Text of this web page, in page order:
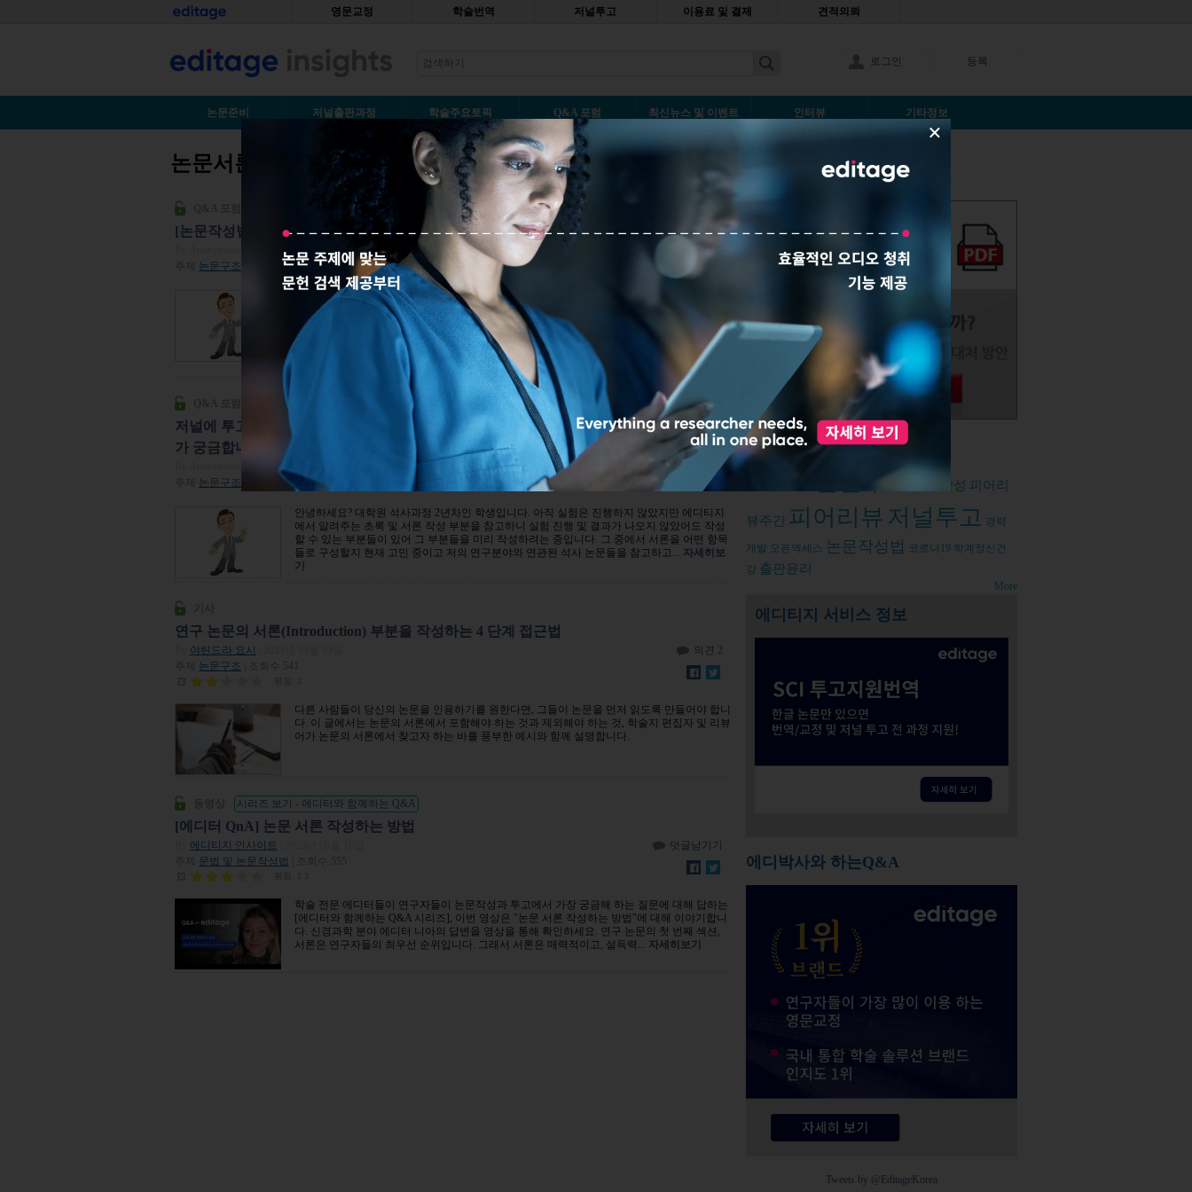
홈 영문교정 학술번역 저널투고 이용료 및 결제 견적의뢰
로그인 등록
논문준비 저널출판과정 학술주요토픽 Q&A 포럼 최신뉴스 및 이벤트 인터뷰 기타정보
You are here
논문서론쓰는방법
[논문작성법] 효과적으로 논문 서론(Introduction)쓰는 방법
| 2014년 08월 19일
덧글남기기
논문구조 | 조회수 121,569
다음과 같은 검토의견을 받았습니다. “연구를 전공 영역에 부합시키려면 서론이 더 길고 상세
해야 합니다.” 리뷰어를 만족시킬 수 있는 서론을 쓰려면 어떻게 해야 하나요?
저널에 투고할 논문과 학위 논문의 서론 부분이 내용 분량이나 구성에서 차이가 나는 이유
가 궁금합니다.
| 2018년 07월 14일
덧글남기기
논문구조 | 조회수 4,111
안녕하세요? 대학원 석사과정 2년차인 학생입니다. 아직 실험은 진행하지 않았지만 에디티지
에서 알려주는 초록 및 서론 작성 부분을 참고하니 실험 진행 및 결과가 나오지 않았어도 작성
할 수 있는 부분들이 있어 그 부분들을 미리 작성하려는 중입니다. 그 중에서 서론을 어떤 항목
들로 구성할지 현재 고민 중이고 저의 연구분야와 연관된 석사 논문들을 참고하고... 자세히보
기
연구 논문의 서론(Introduction) 부분을 작성하는 4 단계 접근법
야틴드라 요시
의견 2
논문구조
다른 사람들이 당신의 논문을 인용하기를 원한다면, 그들이 논문을 먼저 읽도록 만들어야 합니
다. 이 글에서는 논문의 서론에서 포함해야 하는 것과 제외해야 하는 것, 학술지 편집자 및 리뷰
어가 논문의 서론에서 찾고자 하는 바를 풍부한 예시와 함께 설명합니다.
시리즈 보기 - 에디터와 함께하는 Q&A
[에디터 QnA] 논문 서론 작성하는 방법
에디티지 인사이트
덧글남기기
문법 및 논문작성법
[QnA] 논문 서
론 작성하는 방
법 (How to
학술 전문 에디터들이 연구자들이 논문작성과 투고에서 가장 궁금해 하는 질문에 대해 답하는
[에디터와 함께하는 Q&A 시리즈], 이번 영상은 "논문 서론 작성하는 방법"에 대해 이야기합니
다. 신경과학 분야 에디터 니아의 답변을 영상을 통해 확인하세요. 연구 논문의 첫 번째 섹션,
서론은 연구자들의 최우선 순위입니다. 그래서 서론은 매력적이고, 설득력... 자세히보기
Related tags
논문투고 논문작성 피어리
뷰주간 피어리뷰 저널투고 경력
개발 오픈엑세스 논문작성법 코로나19 학계정신건
강 출판윤리
More
에디티지 서비스 정보
에디박사와 하는Q&A
Tweets by @EditageKorea
×